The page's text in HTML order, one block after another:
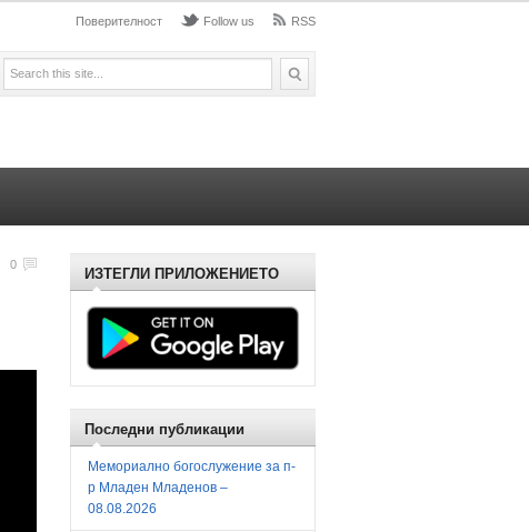
Поверителност Follow us RSS
0 ИЗТЕГЛИ ПРИЛОЖЕНИЕТО
Последни публикации
Мемориално богослужение за п-
р Младен Младенов –
08.08.2026